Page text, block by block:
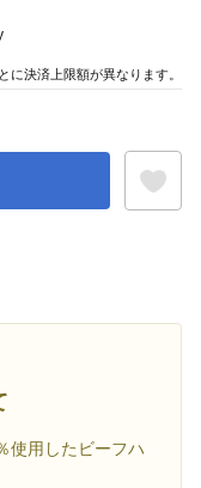
使用したビーフハ
に決済上限額が異なります。